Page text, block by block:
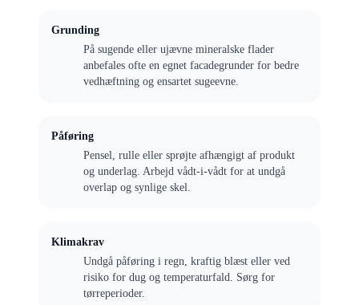
Grunding
På sugende eller ujævne mineralske flader
anbefales ofte en egnet facadegrunder for bedre
vedhæftning og ensartet sugeevne.
Påføring
Pensel, rulle eller sprøjte afhængigt af produkt
og underlag. Arbejd vådt-i-vådt for at undgå
overlap og synlige skel.
Klimakrav
Undgå påføring i regn, kraftig blæst eller ved
risiko for dug og temperaturfald. Sørg for
tørreperioder.